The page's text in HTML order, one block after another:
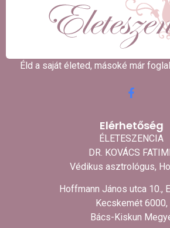
Éld a saját életed, másoké már
Elérhetőség
ÉLETESZENCIA
DR. KOVÁCS
Védikus asztrológus,
Hoffmann János utca 10.,
Kecskemét 6000,
Bács-Kiskun